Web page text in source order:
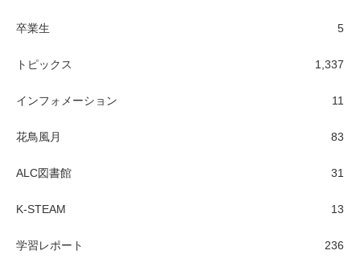
卒業生 5
トピックス 1,337
インフォメーション 11
花鳥風月 83
ALC図書館 31
K-STEAM 13
学習レポート 236